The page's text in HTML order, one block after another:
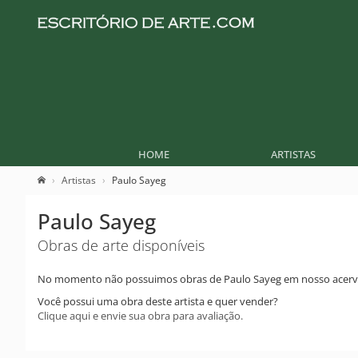
HOME ARTISTAS
Artistas Paulo Sayeg
Paulo Sayeg
Obras de arte disponíveis
No momento não possuimos obras de Paulo Sayeg em nosso
Você possui uma obra deste artista e quer vender?
Clique aqui e envie sua obra para avaliação.